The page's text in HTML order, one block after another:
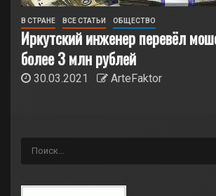
В СТРАНЕ ВСЕ СТАТЬИ ОБЩЕСТВО
Иркутский инженер перевёл
более 3 млн рублей
30.03.2021 ArteFaktor